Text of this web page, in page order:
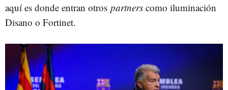
aquí es donde entran otros partners como iluminación
Disano o Fortinet.